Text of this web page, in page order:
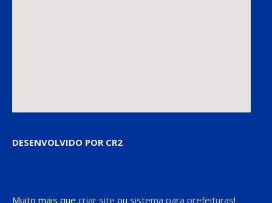
DESENVOLVIDO POR CR2
Muito mais que criar site ou sistema para prefeituras!